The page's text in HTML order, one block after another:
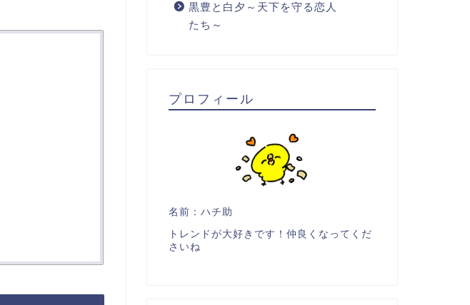
黒豊と白夕～天下を守る恋人
たち～
プロフィール
名前：ハチ助
トレンドが大好きです！仲良くなってくだ
さいね